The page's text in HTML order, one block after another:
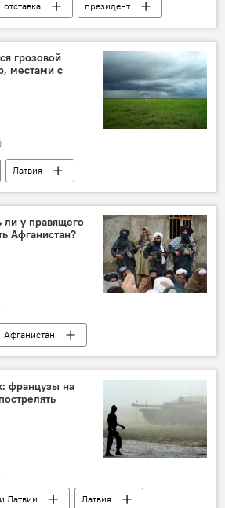
отставка
президент
грозовой
местами с
Латвия
дождь ветер
у правящего
Афганистан?
Афганистан
французы на
Латвии
Латвия